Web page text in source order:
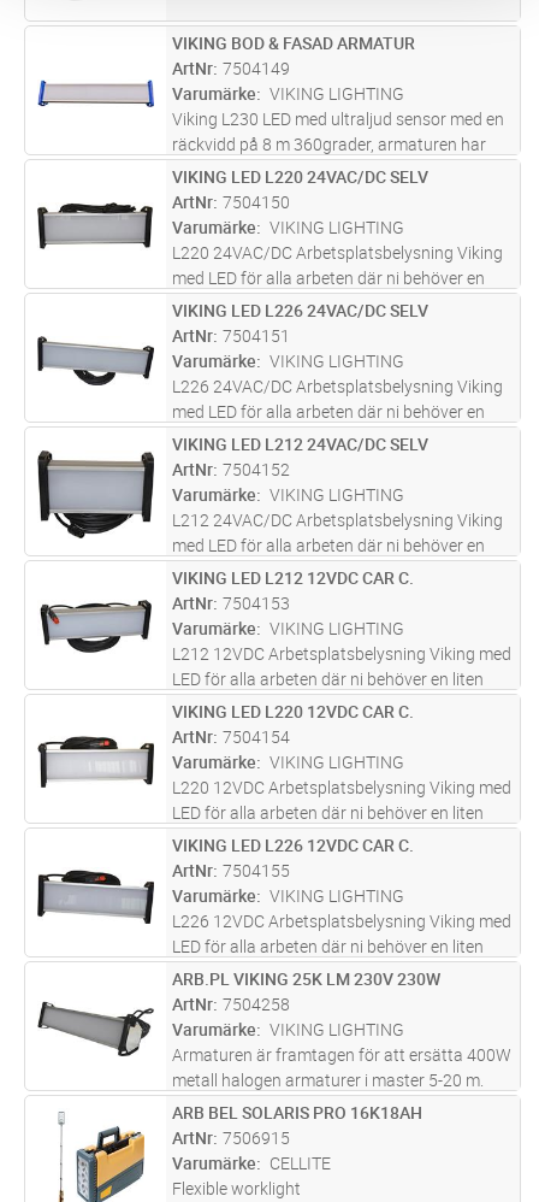
ST Lägg i kundvagn
VIKING BOD & FASAD ARMATUR
ArtNr 7504149
Varumärke
VIKING LIGHTING
Viking L230 LED med ultraljud sensor med en
räckvidd på 8 m 360grader, armaturen har
även skymningsrelä.Produkten är framtagen
för Byggetableringar, verkstadslokaler,tält,
arbetsplatser och andra pl...läs mer
ST Lägg i kundvagn
VIKING LED L220 24VAC/DC SELV
ArtNr 7504150
Varumärke
VIKING LIGHTING
L220 24VAC/DC Arbetsplatsbelysning Viking
med LED för alla arbeten där ni behöver en
liten ljusstark lampa med kabel 10m, 3000
lumen, färgtemperatur 4000K. Lystid 40,000
tim. IP54, IK10, Produkten är...läs mer
ST Lägg i kundvagn
VIKING LED L226 24VAC/DC SELV
ArtNr 7504151
Varumärke
VIKING LIGHTING
L226 24VAC/DC Arbetsplatsbelysning Viking
med LED för alla arbeten där ni behöver en
ljusstark armatur med kabel 10m, 4100
lumen, färgtemperatur:4000K. Lystid
40,000tim IP54, IK10, Produkten är återv
mer
ST Lägg i kundvagn
VIKING LED L212 24VAC/DC SELV
ArtNr 7504152
Varumärke
VIKING LIGHTING
L212 24VAC/DC Arbetsplatsbelysning Viking
med LED för alla arbeten där ni behöver en
liten ljusstark armatur med kabel 10m, 2300
lumen, färgtemperatur:4000K, Lystid 40,000
tim. IP54, IK10, Produkten...läs mer
ST Lägg i kundvagn
VIKING LED L212 12VDC CAR C.
ArtNr 7504153
Varumärke
VIKING LIGHTING
L212 12VDC Arbetsplatsbelysning Viking med
LED för alla arbeten där ni behöver en liten
ljusstark lampa med kabel 10m, 2300 lumen,
färgtemperatur:4000K, Lystid 40,000 tim.
IP54, IK10, Produkten är åt...läs mer
ST Lägg i kundvagn
VIKING LED L220 12VDC CAR C.
ArtNr 7504154
Varumärke
VIKING LIGHTING
L220 12VDC Arbetsplatsbelysning Viking med
LED för alla arbeten där ni behöver en liten
ljusstark lampa med kabel 10m, 3000 lumen,
färgtemperatur:4000K, Lystid 40,000 tim.
IP54, IK10, Produkten är åt...läs mer
ST Lägg i kundvagn
VIKING LED L226 12VDC CAR C.
ArtNr 7504155
Varumärke
VIKING LIGHTING
L226 12VDC Arbetsplatsbelysning Viking med
LED för alla arbeten där ni behöver en liten
ljusstark lampa med kabel 10m, 4100 lumen,
färgtemperatur:4000K, Lystid 40,000 tim.
IP54, IK10, Produkten är åt...läs mer
ST Lägg i kundvagn
ARB.PL VIKING 25K LM 230V 230W
ArtNr 7504258
Varumärke
VIKING LIGHTING
Armaturen är framtagen för att ersätta 400W
metall halogen armaturer i master 5-20 m.
Armaturen kan även monteras i Tält, Hallar,
på en vägg, i tak för att belysa en arbetsplats,
parkering, mm. Vikin...läs mer
ST Lägg i kundvagn
ARB BEL SOLARIS PRO 16K18AH
ArtNr 7506915
Varumärke
CELLITE
Flexible worklight